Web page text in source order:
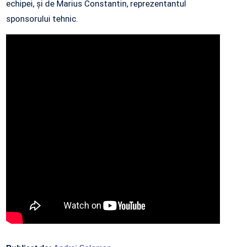
echipei, și de Marius Constantin, reprezentantul
sponsorului tehnic.